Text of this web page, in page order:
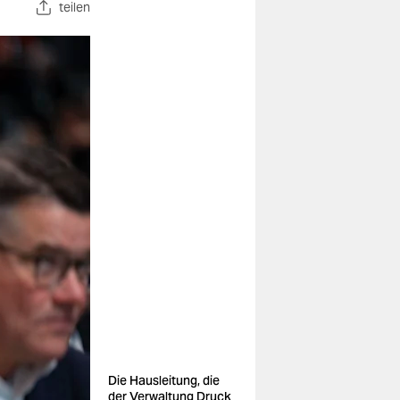
teilen
Die Hausleitung, die
der Verwaltung Druck